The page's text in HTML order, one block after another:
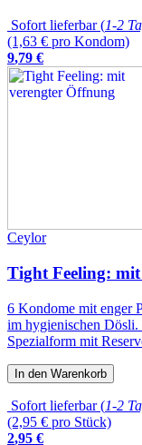
Sofort lieferbar (1-2
(1,63 € pro Kondom)
9,79 €
Ceylor
Tight Feeling:
6 Kondome mit enger
im hygienischen
Spezialform mit
In den Warenkorb
Sofort lieferbar (1-2
(2,95 € pro Stück)
2,95 €